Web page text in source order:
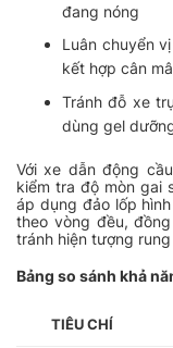
đang nóng
Luân chuyển
kết hợp cân
Tránh đỗ xe
dùng gel
Với xe dẫn động
kiểm tra độ mòn gai
áp dụng đảo lốp
theo vòng đều,
tránh hiện tượng
Bảng so sánh khả
TIÊU CHÍ